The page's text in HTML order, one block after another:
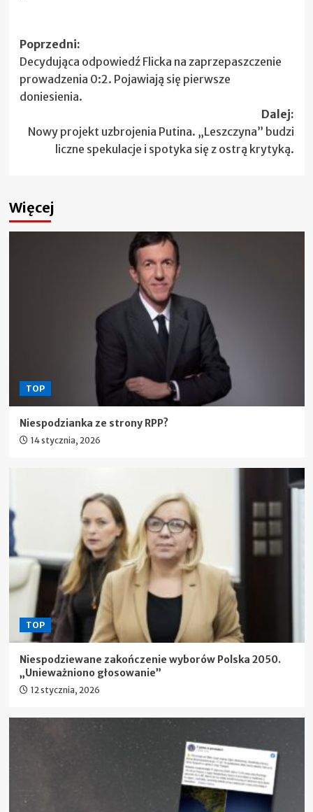
Zobacz
wpisy
Poprzedni:
Decydująca odpowiedź Flicka na zaprzepaszczenie
prowadzenia 0:2. Pojawiają się pierwsze
doniesienia.
Dalej:
Nowy projekt uzbrojenia Putina. „Leszczyna” budzi
liczne spekulacje i spotyka się z ostrą krytyką.
Więcej
TOP
Niespodzianka ze strony RPP?
14 stycznia, 2026
TOP
Niespodziewane zakończenie wyborów Polska 2050.
„Unieważniono głosowanie”
12 stycznia, 2026